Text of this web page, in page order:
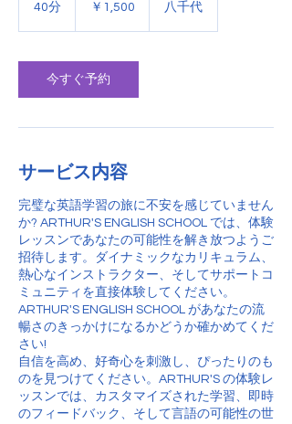
40分 ￥1,500 八千代
今すぐ予約
サービス内容
完璧な英語学習の旅に不安を感じていません
か? ARTHUR'S ENGLISH SCHOOL では、体験
レッスンであなたの可能性を解き放つようご
招待します。ダイナミックなカリキュラム、
熱心なインストラクター、そしてサポートコ
ミュニティを直接体験してください。
ARTHUR'S ENGLISH SCHOOL があなたの流
暢さのきっかけになるかどうか確かめてくだ
さい!
自信を高め、好奇心を刺激し、ぴったりのも
のを見つけてください。ARTHUR'S の体験レ
ッスンでは、カスタマイズされた学習、即時
のフィードバック、そして言語の可能性の世